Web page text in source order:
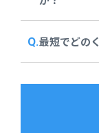
最短でどの